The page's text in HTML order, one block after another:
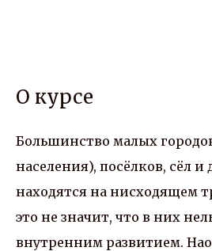
О курсе
Большинство малых
населения), посёлков, сёл и
находятся на нисходящем
это не значит, что в них
внутренним развитием.